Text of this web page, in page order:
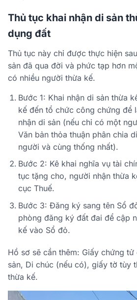
Thủ tục khai nhận di sản
dụng đất
Thủ tục này chỉ được thực hiện
sản đã qua đời và phức tạp hơn
có nhiều người thừa kế.
Bước 1: Khai nhận di sản thừa
kế đến tổ chức công chứng để
nhận di sản (nếu chỉ có một
Văn bản thỏa thuận phân chia
người và cùng thống nhất).
Bước 2: Kê khai nghĩa vụ tài
tục tặng cho, người nhận thừa
cục Thuế.
Bước 3: Đăng ký sang tên Sổ
phòng đăng ký đất đai để cập
kế vào Sổ đỏ.
Hồ sơ sẽ cần thêm: Giấy chứng
sản, Di chúc (nếu có), giấy tờ tùy
thừa kế.